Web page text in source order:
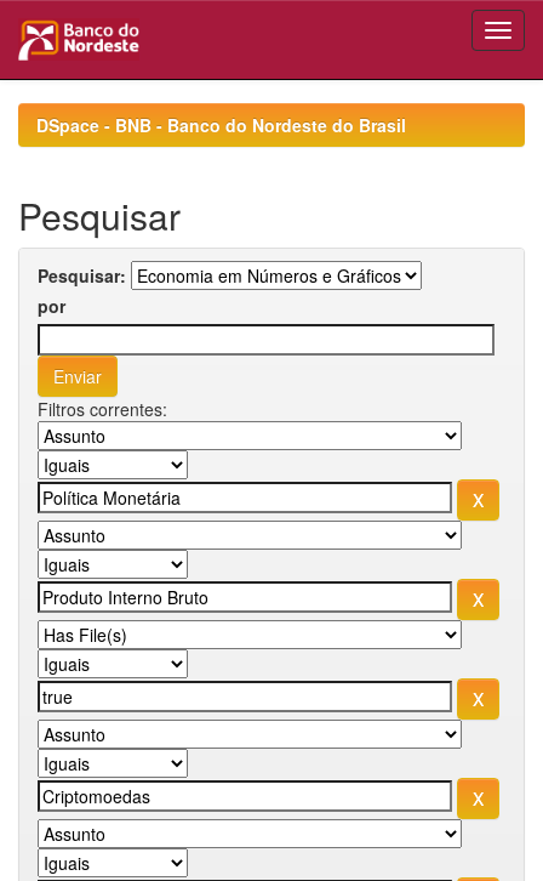
navigationDSpace - BNB - Banco do Nordeste do Brasil
Pesquisar
Pesquisar:
por
Filtros correntes: